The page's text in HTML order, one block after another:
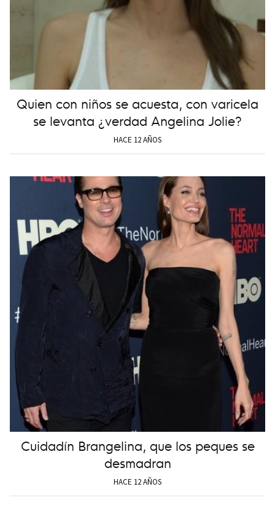
Quien con niños se acuesta, con varicela
se levanta ¿verdad Angelina Jolie?
HACE 12 AÑOS
Cuidadín Brangelina, que los peques se
desmadran
HACE 12 AÑOS